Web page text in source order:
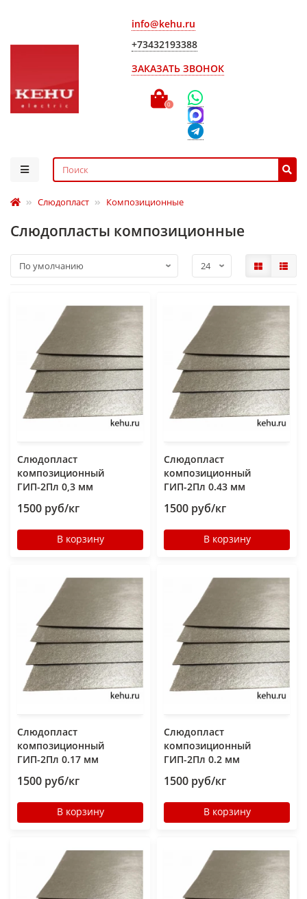
info@kehu.ru
+73432193388
ЗАКАЗАТЬ ЗВОНОК
0
Слюдопласт Композиционные
Слюдопласты композиционные
Слюдопласт
композиционный
ГИП-2Пл 0,3 мм
1500 руб/кг
В корзину
Слюдопласт
композиционный
ГИП-2Пл 0.43 мм
1500 руб/кг
В корзину
Слюдопласт
композиционный
ГИП-2Пл 0.17 мм
1500 руб/кг
В корзину
Слюдопласт
композиционный
ГИП-2Пл 0.2 мм
1500 руб/кг
В корзину